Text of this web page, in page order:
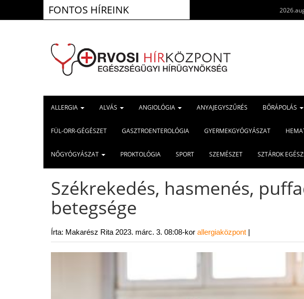
FONTOS HÍREINK
ALLERGIA ALVÁS ANGIOLÓGIA ANYAJEGYSZŰRÉS BŐRÁPOLÁS
FÜL-ORR-GÉGÉSZET GASZTROENTEROLÓGIA GYERMEKGYÓGYÁSZAT
NŐGYÓGYÁSZAT PROKTOLÓGIA SPORT SZEMÉSZET SZTÁROK
Székrekedés, hasmenés,
betegsége
Írta: Makarész Rita 2023. márc. 3. 08:08-kor allergiaközpont |